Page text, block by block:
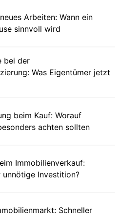
Arbeiten: Wann ein
sinnvoll wird
bei der
Was Eigentümer jetzt
beim Kauf: Worauf
achten sollten
Immobilienverkauf:
Investition?
Schneller